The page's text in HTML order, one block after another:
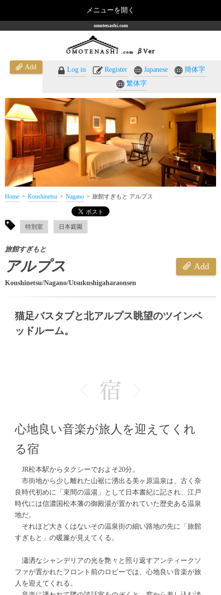
omotenashi.com
Add Log in Register Japanese
簡体字
繁体字
Home Koushinetsu Nagano 旅館すぎもと アルプス
特別室 日本庭園
旅館すぎもと
アルプス Add
Koushinetsu/Nagano/Utsukushigaharaonsen
猫足バスタブと北アルプス眺望のツインベ
ッドルーム。
心地良い音楽が旅人を迎えてくれ
る宿
JR松本駅からタクシーでおよそ20分。
市街地から少し離れた山裾に湧出る美ヶ原温泉は、古く奈
良時代初めに「束間の温湯」として日本書紀に記され、江戸
時代には信濃国松本藩の御殿湯が置かれていた歴史ある温泉
地だ。
それほど大きくはないその温泉街の細い路地の先に「旅館
すぎもと」の暖簾が見えてくる。
瀟洒なシャンデリアの光を艶々と照り返すアンティークソ
ファが置かれたフロント前のロビーでは、心地良い音楽が旅
人を迎えてくれる。
メニューを開く